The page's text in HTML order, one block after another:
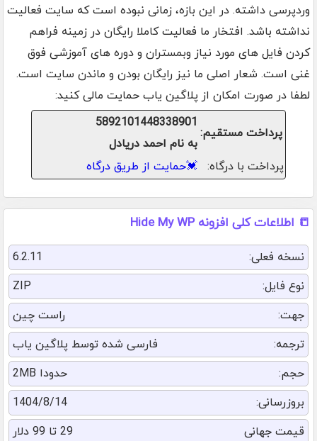
وردپرسی داشته. در این بازه، زمانی نبوده است که سایت فعالیت
نداشته باشد. افتخار ما فعالیت کاملا رایگان در زمینه فراهم
کردن فایل های مورد نیاز وبمستران و دوره های آموزشی فوق
غنی است. شعار اصلی ما نیز رایگان بودن و ماندن سایت است.
لطفا در صورت امکان از پلاگین یاب حمایت مالی کنید:
پرداخت مستقیم:
5892101448338901
به نام احمد دریادل
پرداخت با درگاه:
💓حمایت از طریق درگاه
📒 اطلاعات کلی افزونه Hide My WP
نسخه فعلی:
6.2.11
نوع فایل:
ZIP
جهت:
راست چین
ترجمه:
فارسی شده توسط پلاگین یاب
حجم:
حدودا 2MB
بروزرسانی:
1404/8/14
قیمت جهانی
29 تا 99 دلار